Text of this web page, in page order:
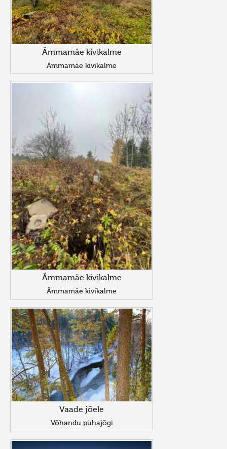
Ämmamäe kivikalme
Ämmamäe kivikalme
Ämmamäe kivikalme
Ämmamäe kivikalme
Vaade jõele
Võhandu pühajõgi